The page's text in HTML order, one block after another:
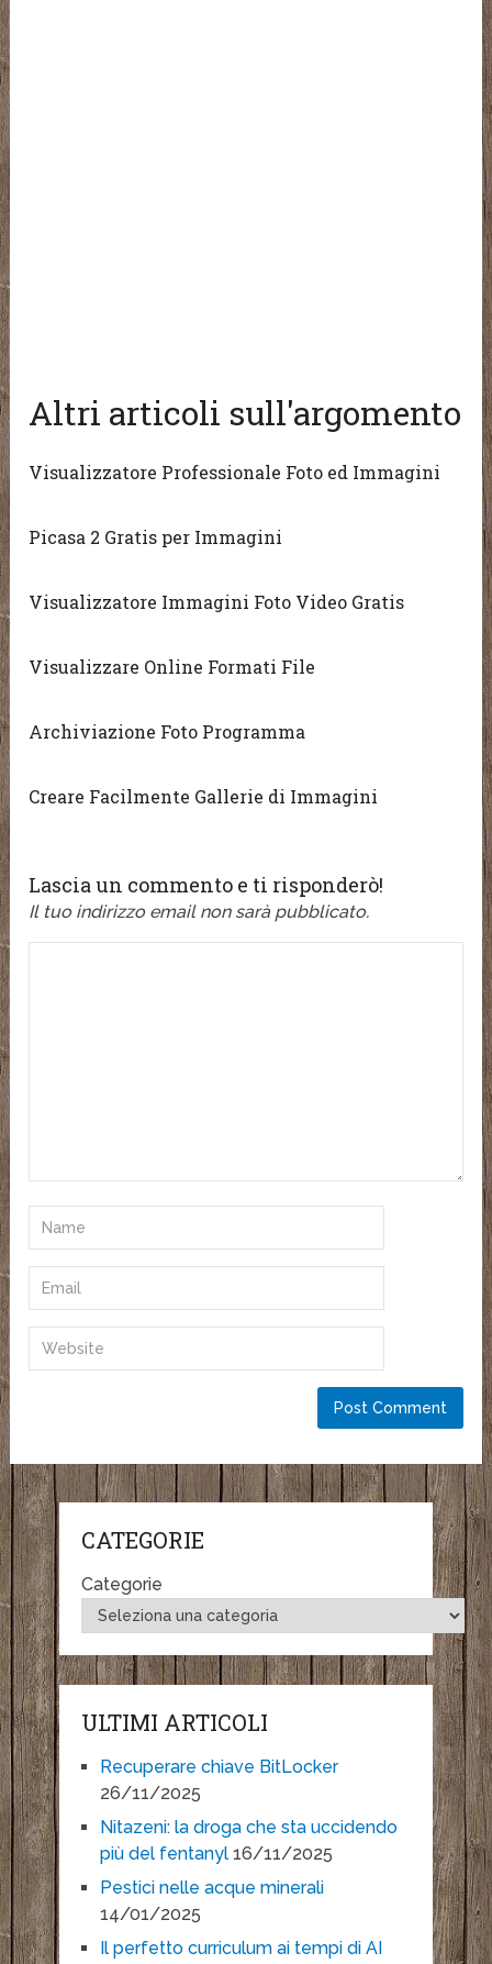
Altri articoli sull'argomento
Visualizzatore Professionale Foto ed Immagini
Picasa 2 Gratis per Immagini
Visualizzatore Immagini Foto Video Gratis
Visualizzare Online Formati File
Archiviazione Foto Programma
Creare Facilmente Gallerie di Immagini
Lascia un commento e ti risponderò!
Il tuo indirizzo email non sarà pubblicato.
CATEGORIE
Categorie
ULTIMI ARTICOLI
Recuperare chiave BitLocker
26/11/2025
Nitazeni: la droga che sta uccidendo
più del fentanyl 16/11/2025
Pestici nelle acque minerali
14/01/2025
Il perfetto curriculum ai tempi di AI